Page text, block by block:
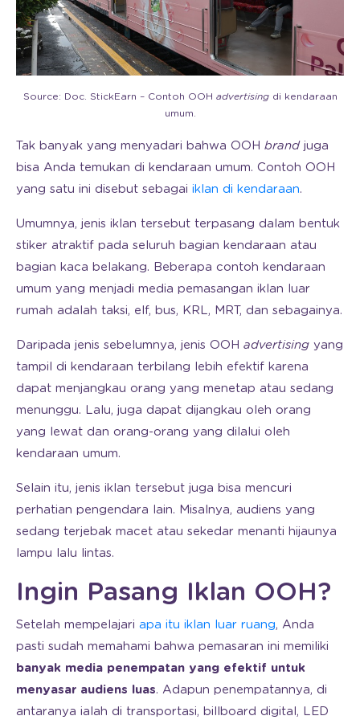
Source: Doc. StickEarn – Contoh OOH advertisingdi kendaraan
umum.
Tak banyak yang menyadari bahwa OOH brandjuga
bisa Anda temukan di kendaraan umum. Contoh OOH
yang satu ini disebut sebagai iklan di kendaraan.
Umumnya, jenis iklan tersebut terpasang dalam bentuk
stiker atraktif pada seluruh bagian kendaraan atau
bagian kaca belakang. Beberapa contoh kendaraan
umum yang menjadi media pemasangan iklan luar
rumah adalah taksi, elf, bus, KRL, MRT, dan sebagainya.
Daripada jenis sebelumnya, jenis OOH advertising yang
tampil di kendaraan terbilang lebih efektif karena
dapat menjangkau orang yang menetap atau sedang
menunggu. Lalu, juga dapat dijangkau oleh orang
yang lewat dan orang-orang yang dilalui oleh
kendaraan umum.
Selain itu, jenis iklan tersebut juga bisa mencuri
perhatian pengendara lain. Misalnya, audiens yang
sedang terjebak macet atau sekedar menanti hijaunya
lampu lalu lintas.
Ingin Pasang Iklan OOH?
Setelah mempelajari apa itu iklan luar ruang, Anda
pasti sudah memahami bahwa pemasaran ini memiliki
banyak media penempatan yang efektif untuk
menyasar audiens luas. Adapun penempatannya, di
antaranya ialah di transportasi, billboard digital, LED